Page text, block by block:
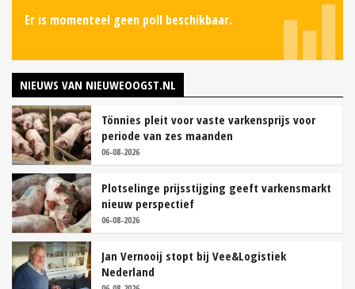
Er is momenteel geen poll beschikbaar.
NIEUWS VAN NIEUWEOOGST.NL
Tönnies pleit voor vaste varkensprijs voor
periode van zes maanden
06-08-2026
Plotselinge prijsstijging geeft varkensmarkt
nieuw perspectief
06-08-2026
Jan Vernooij stopt bij Vee&Logistiek
Nederland